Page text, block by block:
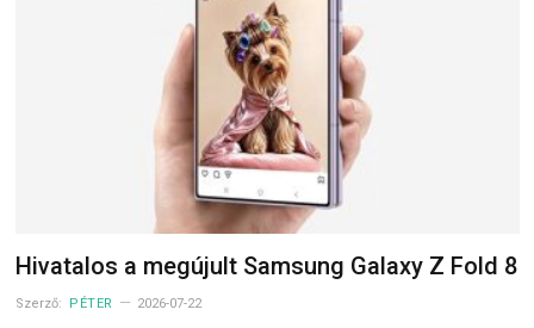
Hivatalos a megújult Samsung Galaxy Z Fold 8
Szerző: PÉTER 2026-07-22